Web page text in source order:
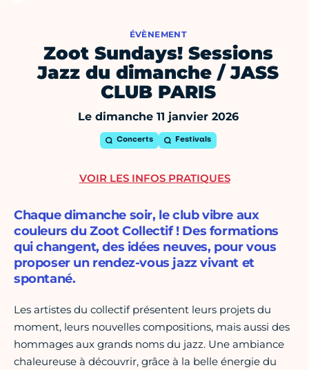
ÉVÈNEMENT
Zoot Sundays! Sessions
Jazz du dimanche / JASS
CLUB PARIS
Le dimanche 11 janvier 2026
Concerts Festivals
Chaque dimanche soir, le club vibre aux
couleurs du Zoot Collectif ! Des formations
qui changent, des idées neuves, pour vous
proposer un rendez-vous jazz vivant et
spontané.
Les artistes du collectif présentent leurs projets du
moment, leurs nouvelles compositions, mais aussi des
hommages aux grands noms du jazz. Une ambiance
chaleureuse à découvrir, grâce à la belle énergie du
VOIR LES INFOS PRATIQUES